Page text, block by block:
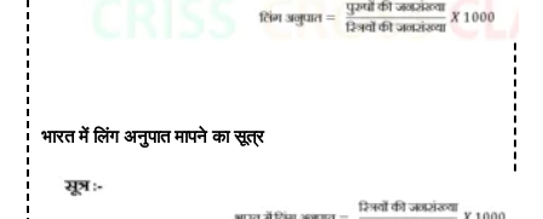
भारत में लिंग अनुपात मापने का सूत्र